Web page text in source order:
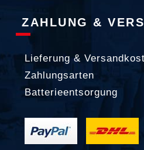
ZAHLUNG &
Lieferung &
Zahlungsarten
Batterieentsorgung